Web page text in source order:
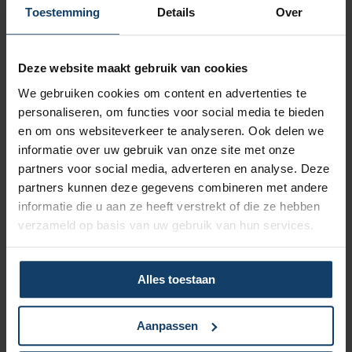
Toestemming Details Over
Deze website maakt gebruik van cookies
We gebruiken cookies om content en advertenties te
personaliseren, om functies voor social media te bieden
en om ons websiteverkeer te analyseren. Ook delen we
informatie over uw gebruik van onze site met onze
partners voor social media, adverteren en analyse. Deze
partners kunnen deze gegevens combineren met andere
informatie die u aan ze heeft verstrekt of die ze hebben
verzameld op basis van uw gebruik van hun services.
Alles toestaan
Aanpassen
Vergoeding tot €250 per kalenderjaar bij pakket Top
Korting op vrijwillig eigen risico
Wil je een lagere zorgpremie? Dan kun je het verplicht eigen
risico van € 385 verhogen met een vrijwillig eigen risico van
maximaal € 500. Hoe hoger het vrijwillig eigen risico, hoe
Meer over het eigen risico